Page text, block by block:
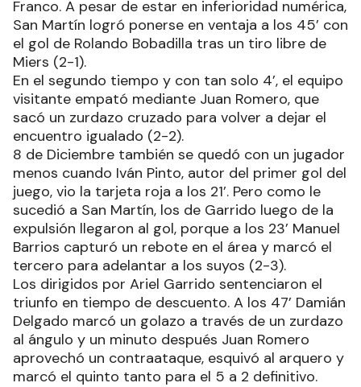
Franco. A pesar de estar en inferioridad numérica,
San Martín logró ponerse en ventaja a los 45’ con
el gol de Rolando Bobadilla tras un tiro libre de
Miers (2-1).
En el segundo tiempo y con tan solo 4’, el equipo
visitante empató mediante Juan Romero, que
sacó un zurdazo cruzado para volver a dejar el
encuentro igualado (2-2).
8 de Diciembre también se quedó con un jugador
menos cuando Iván Pinto, autor del primer gol del
juego, vio la tarjeta roja a los 21’. Pero como le
sucedió a San Martín, los de Garrido luego de la
expulsión llegaron al gol, porque a los 23’ Manuel
Barrios capturó un rebote en el área y marcó el
tercero para adelantar a los suyos (2-3).
Los dirigidos por Ariel Garrido sentenciaron el
triunfo en tiempo de descuento. A los 47’ Damián
Delgado marcó un golazo a través de un zurdazo
al ángulo y un minuto después Juan Romero
aprovechó un contraataque, esquivó al arquero y
marcó el quinto tanto para el 5 a 2 definitivo.